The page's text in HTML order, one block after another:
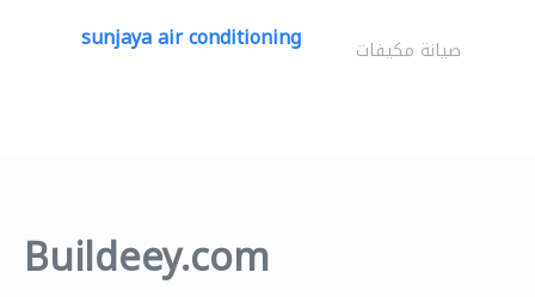
sunjaya air conditioning صيانة مكيفات
Buildeey.com